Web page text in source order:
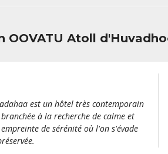
OOVATU Atoll
est un hôtel très contemporain
à la recherche de calme et
de sérénité où l'on s'évade